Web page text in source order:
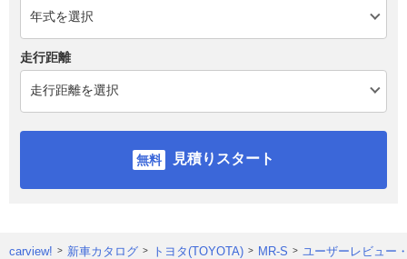
走行距離
見積りスタート
carview! 新車カタログ トヨタ(TOYOTA) MR-S ユーザーレビュー